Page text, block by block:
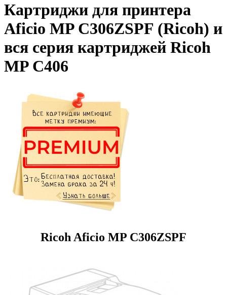
Картриджи для принтера
Aficio MP C306ZSPF (Ricoh) и
вся серия картриджей Ricoh
MP C406
Ricoh Aficio MP C306ZSPF